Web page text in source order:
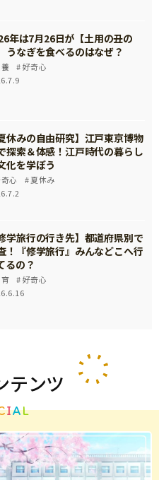
年は7月26日が【土用の丑の
うなぎを食べるのはなぜ？
好奇心
夏休みの自由研究】江戸東京博物
探索＆体感！江戸時代の暮らし
化を学ぼう
心
夏休み
修学旅行の行き先】都道府県別で
！『修学旅行』みんなどこへ行
るの？
好奇心
テンツ
IAL